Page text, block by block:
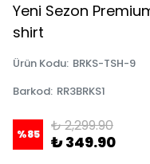
Yeni Sezon
shirt
Ürün Kodu: BRKS-TSH-9
Barkod: RR3BRKS1
%85 ₺ 2,299.90
₺ 349.90